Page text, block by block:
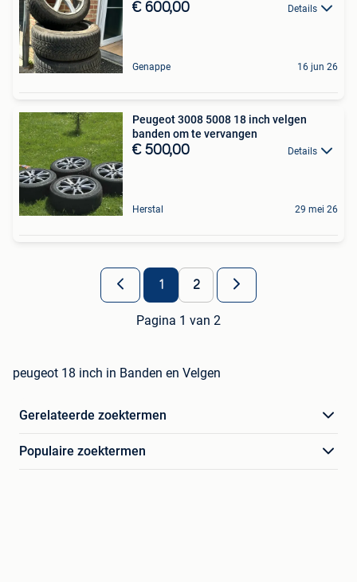
€ 600,00 Details
Genappe 16 jun 26
Peugeot 3008 5008 18 inch velgen
banden om te vervangen
€ 500,00 Details
Herstal 29 mei 26
1 2
Pagina 1 van 2
peugeot 18 inch in Banden en Velgen
Gerelateerde zoektermen
Populaire zoektermen